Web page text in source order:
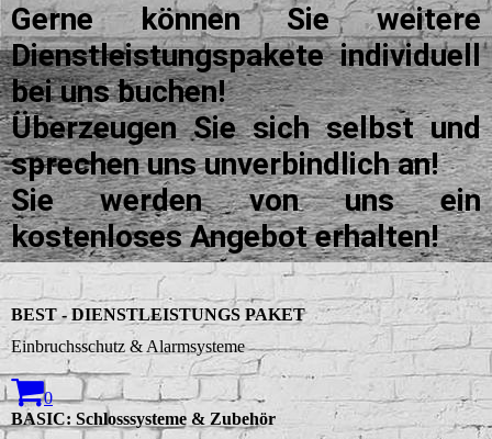
Gerne können Sie weitere
Dienstleistungspakete individuell
bei uns buchen!
Überzeugen Sie sich selbst und
sprechen uns unverbindlich an!
Sie werden von uns ein
kostenloses Angebot erhalten!
BEST - DIENSTLEISTUNGS PAKET
Einbruchsschutz & Alarmsysteme
0
BASIC: Schlosssysteme & Zubehör